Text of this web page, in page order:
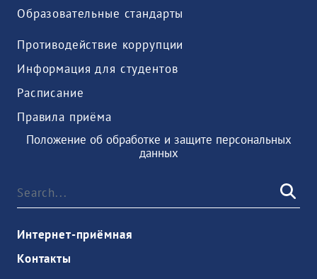
Образовательные стандарты
Противодействие коррупции
Информация для студентов
Расписание
Правила приёма
Положение об обработке и защите персональных
данных
Интернет-приёмная
Контакты